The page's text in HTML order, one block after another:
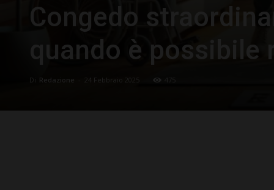
Congedo
quando è possibile
Di Redazione 24 Febbraio 2025 475